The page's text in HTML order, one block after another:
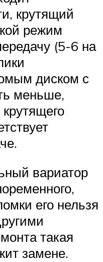
крутящий
режим
(5-6 на
диском с
меньше,
вариатор
его нельзя
такая
замене.